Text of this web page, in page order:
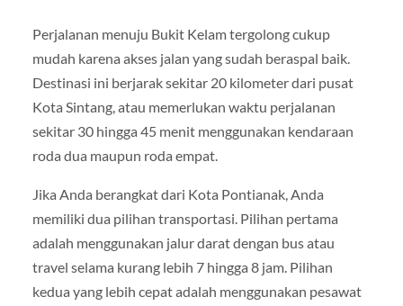
Perjalanan menuju Bukit Kelam tergolong cukup
mudah karena akses jalan yang sudah beraspal baik.
Destinasi ini berjarak sekitar 20 kilometer dari pusat
Kota Sintang, atau memerlukan waktu perjalanan
sekitar 30 hingga 45 menit menggunakan kendaraan
roda dua maupun roda empat.
Jika Anda berangkat dari Kota Pontianak, Anda
memiliki dua pilihan transportasi. Pilihan pertama
adalah menggunakan jalur darat dengan bus atau
travel selama kurang lebih 7 hingga 8 jam. Pilihan
kedua yang lebih cepat adalah menggunakan pesawat